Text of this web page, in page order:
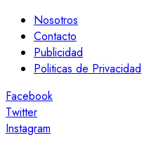
Nosotros
Contacto
Publicidad
Politicas de Privacidad
Facebook
Twitter
Instagram